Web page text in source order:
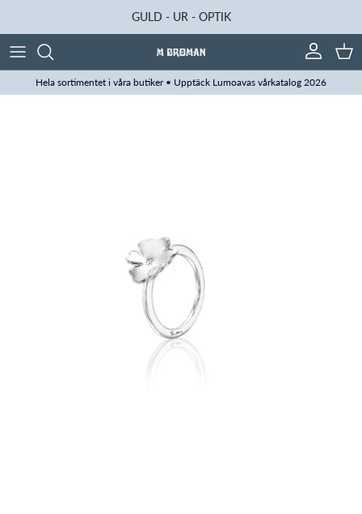
GULD - UR - OPTIK
Konto
Hela sortimentet i våra butiker • Upptäck Lumoavas vårkatalog 2026